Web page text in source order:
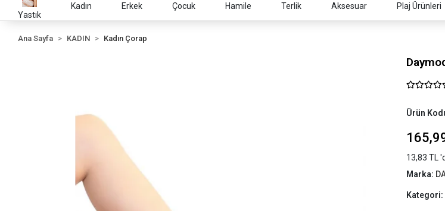
Yastık
Kadın Erkek Çocuk Hamile Terlik Aksesuar Plaj Ürünleri
Ana Sayfa KADIN Kadın Çorap
Ürün
13,83 TL
Marka:
Kategori: